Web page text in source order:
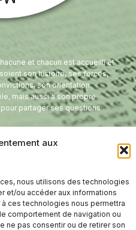
aux
nous utilisons des technologies
et/ou accéder aux informations
ces technologies nous permettra
comportement de navigation ou
ne pas consentir ou de retirer son
et chacun est accueilli et
son histoire, ses forces,
son orientation
mais aussi à son propre
partager ses questions
de France
,57300